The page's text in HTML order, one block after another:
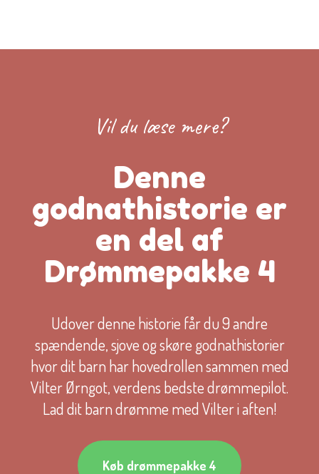
Vil du læse mere?
Denne
godnathistorie er
en del af
Drømmepakke 4
Udover denne historie får du 9 andre
spændende, sjove og skøre godnathistorier
hvor dit barn har hovedrollen sammen med
Vilter Ørngot, verdens bedste drømmepilot.
Lad dit barn drømme med Vilter i aften!
Køb drømmepakke 4